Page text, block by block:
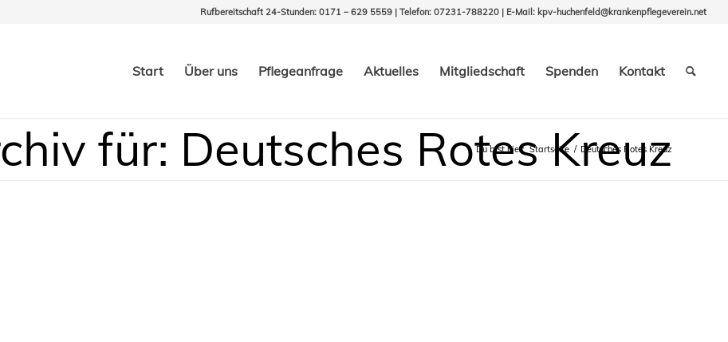
Rufbereitschaft 24-Stunden: 0171 – 629 5559 | Telefon: 07231-788220 | E-Mail: kpv-huchenfeld@krankenpflegeverein.net
Start Über uns Pflegeanfrage Aktuelles Mitgliedschaft Spenden Kontakt
für: Deutsches Rotes Kreuz
Du bist hier: Startseite / Deutsches Rotes Kreuz